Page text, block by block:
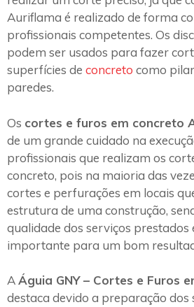
Auriflama é realizado de forma
profissionais competentes. Os
podem ser usados para fazer
superfícies de concreto como
paredes.
Os cortes e furos em concreto
de um grande cuidado na
profissionais que realizam os
concreto, pois na maioria das
cortes e perfurações em locais
estrutura de uma construção,
qualidade dos serviços prestados
importante para um bom
AÁguia GNY – Cortes e Furos
destaca devido a preparação dos